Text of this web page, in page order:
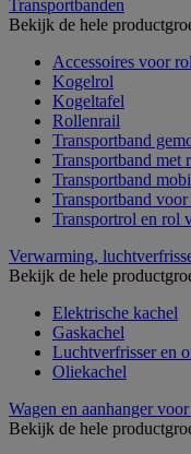
Transportbanden
Bekijk de hele
Accessoires voor
Kogelrol
Kogeltafel
Rollenrail
Transportband
Transportband met
Transportband
Transportband voor
Transportrol en rol
Verwarming,
Bekijk de hele
Elektrische kachel
Gaskachel
Luchtverfrisser en
Oliekachel
Wagen en aanhanger
Bekijk de hele